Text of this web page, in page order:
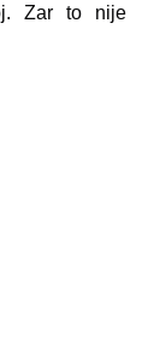
Zar to nije